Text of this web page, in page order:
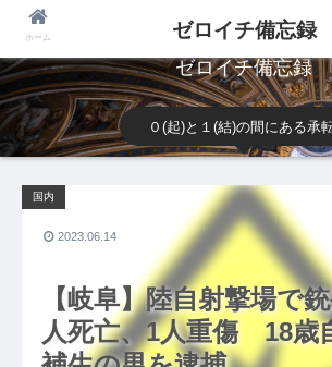
ゼロイチ備忘録
０(起)と１(結)の間にある承
【岐阜】陸自射撃場で
人死亡、1人重傷 18歳
国内
2023.06.14
ホーム ゼロイチ備忘録